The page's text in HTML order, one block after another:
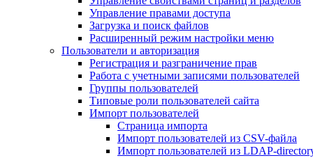
Управление правами доступа
Загрузка и поиск файлов
Расширенный режим настройки меню
Пользователи и авторизация
Регистрация и разграничение прав
Работа с учетными записями пользователей
Группы пользователей
Типовые роли пользователей сайта
Импорт пользователей
Страница импорта
Импорт пользователей из CSV-файла
Импорт пользователей из LDAP-